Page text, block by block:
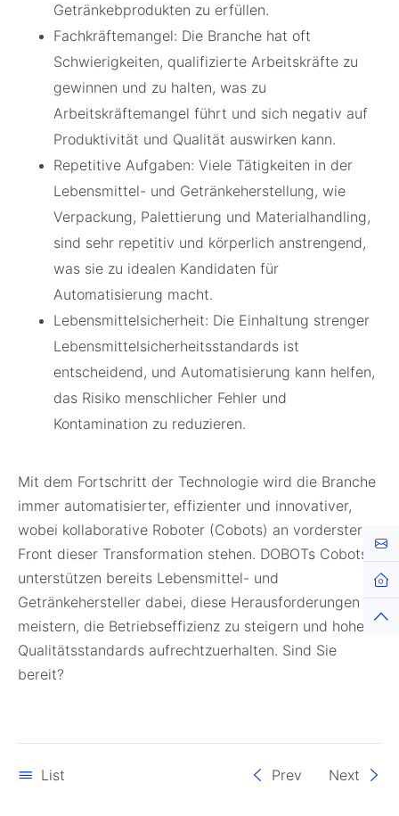
Getränkebprodukten zu erfüllen.
Fachkräftemangel: Die Branche hat oft
Schwierigkeiten, qualifizierte Arbeitskräfte zu
gewinnen und zu halten, was zu
Arbeitskräftemangel führt und sich negativ auf
Produktivität und Qualität auswirken kann.
Repetitive Aufgaben: Viele Tätigkeiten in der
Lebensmittel- und Getränkeherstellung, wie
Verpackung, Palettierung und Materialhandling,
sind sehr repetitiv und körperlich anstrengend,
was sie zu idealen Kandidaten für
Automatisierung macht.
Lebensmittelsicherheit: Die Einhaltung strenger
Lebensmittelsicherheitsstandards ist
entscheidend, und Automatisierung kann helfen,
das Risiko menschlicher Fehler und
Kontamination zu reduzieren.
Mit dem Fortschritt der Technologie wird die Branche
immer automatisierter, effizienter und innovativer,
wobei kollaborative Roboter (Cobots) an vorderster
Front dieser Transformation stehen. DOBOTs Cobots
unterstützen bereits Lebensmittel- und
Getränkehersteller dabei, diese Herausforderungen zu
meistern, die Betriebseffizienz zu steigern und hohe
Qualitätsstandards aufrechtzuerhalten. Sind Sie
bereit?
List Prev Next